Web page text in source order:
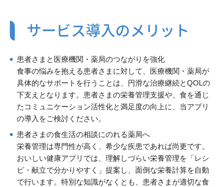
サービス導入のメリット
患者さまと医療機関・薬局のつながりを強化
食事の悩みを抱える患者さまに対して、医療機関・薬局が
具体的なサポートを行うことは、円滑な治療継続とQOLの
下支えとなります。患者さまの栄養管理支援や、食を通じ
たコミュニケーション活性化と満足度の向上に、当アプリ
の導入をご検討ください。
患者さまの食生活の相談にのれる薬局へ
栄養管理は専門性が高く、希少な疾患であれば尚更です。
おいしい健康アプリでは、理解しづらい栄養管理を「レシ
ピ・献立で分かりやすく」提案し、面倒な栄養計算を自動
で行います。特別な知識がなくとも、患者さまが適切な食